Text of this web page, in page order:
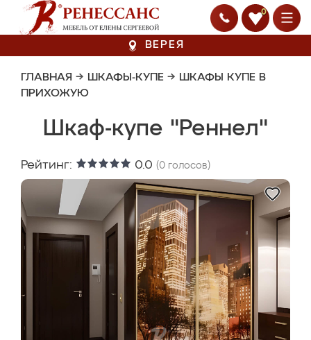
0
ВЕРЕЯ
ГЛАВНАЯ → ШКАФЫ-КУПЕ → ШКАФЫ КУПЕ В
ПРИХОЖУЮ
Шкаф-купе "Реннел"
Рейтинг: 0.0 (0 голосов)